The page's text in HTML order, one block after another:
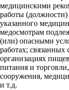
медицинскими
работы (должности)
указанного
медосмотрам
(или) опасными
работах;
организациях
питания и
сооружения,
и т.д.